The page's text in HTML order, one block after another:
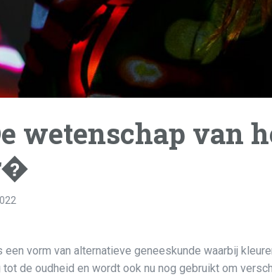
wetenschap van
vorm van alternatieve geneeskunde waarbij
de oudheid en wordt ook nu nog gebruikt om